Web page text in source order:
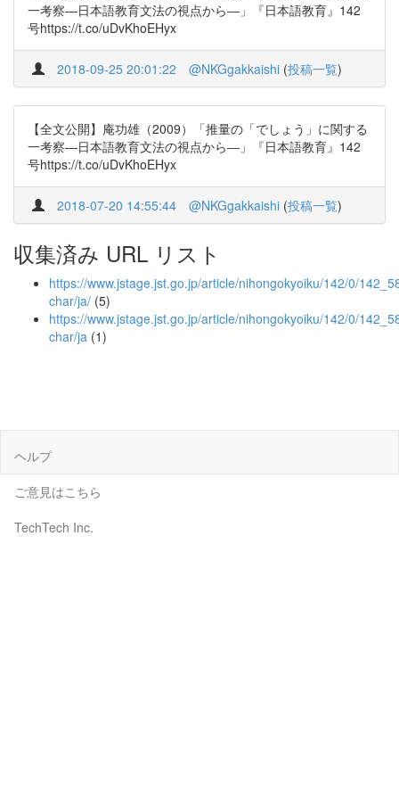
一考察―日本語教育文法の視点から―」『日本語教育』142
号https://t.co/uDvKhoEHyx
2018-09-25 20:01:22 @NKGgakkaishi (投稿一覧)
【全文公開】庵功雄（2009）「推量の「でしょう」に関する
一考察―日本語教育文法の視点から―」『日本語教育』142
号https://t.co/uDvKhoEHyx
2018-07-20 14:55:44 @NKGgakkaishi (投稿一覧)
収集済み URL リスト
https://www.jstage.jst.go.jp/article/nihongokyoiku/142/0/
char/ja/ (5)
https://www.jstage.jst.go.jp/article/nihongokyoiku/142/0/
char/ja (1)
ヘルプ
ご意見はこちら
TechTech Inc.